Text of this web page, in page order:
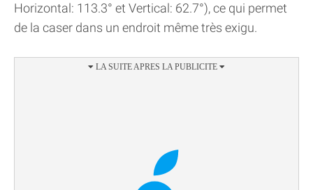
Horizontal: 113.3° et Vertical: 62.7°), ce qui permet
de la caser dans un endroit même très exigu.